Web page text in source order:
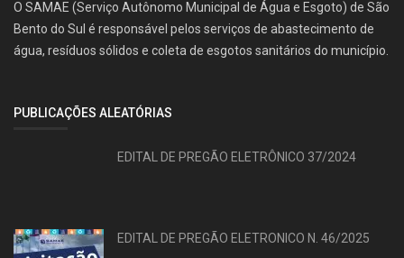
O SAMAE (Serviço Autônomo Municipal de Água e Esgoto) de São
Bento do Sul é responsável pelos serviços de abastecimento de
água, resíduos sólidos e coleta de esgotos sanitários do município.
PUBLICAÇÕES ALEATÓRIAS
EDITAL DE PREGÃO ELETRÔNICO 37/2024
EDITAL DE PREGÃO ELETRONICO N. 46/2025